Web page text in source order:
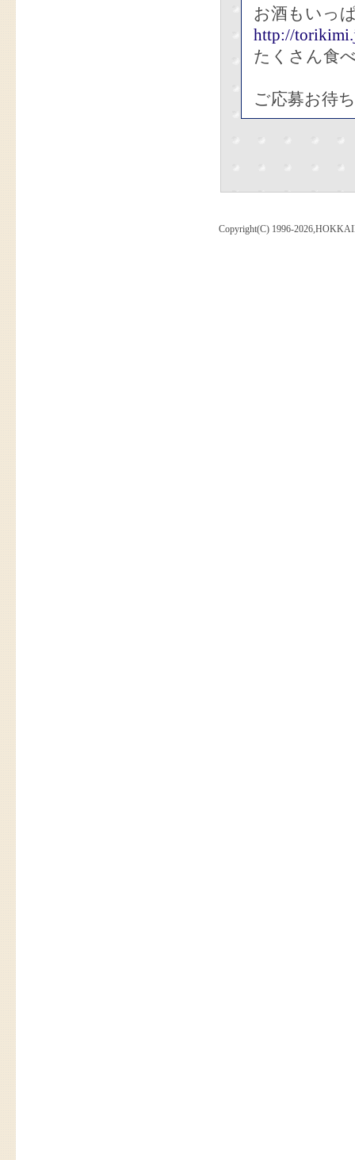
お酒もいっ
http://
たくさん食
ご応募お待
Copyright(C) 1996-